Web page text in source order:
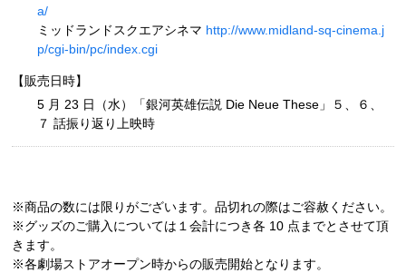
a/
ミッドランドスクエアシネマ http://www.midland-sq-cinema.j
p/cgi-bin/pc/index.cgi
【販売日時】
5 月 23 日（水）「銀河英雄伝説 Die Neue These」５、６、
７ 話振り返り上映時
※商品の数には限りがございます。品切れの際はご容赦ください。
※グッズのご購入については１会計につき各 10 点までとさせて頂
きます。
※各劇場ストアオープン時からの販売開始となります。